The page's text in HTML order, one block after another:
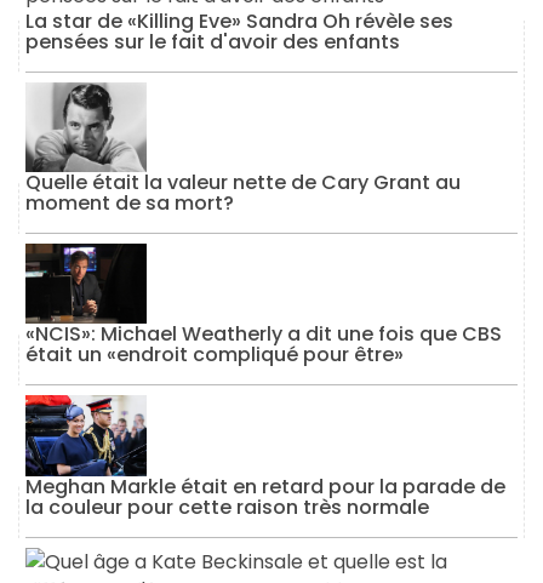
La star de «Killing Eve» Sandra Oh révèle ses
pensées sur le fait d'avoir des enfants
Quelle était la valeur nette de Cary Grant au
moment de sa mort?
«NCIS»: Michael Weatherly a dit une fois que CBS
était un «endroit compliqué pour être»
Meghan Markle était en retard pour la parade de
la couleur pour cette raison très normale